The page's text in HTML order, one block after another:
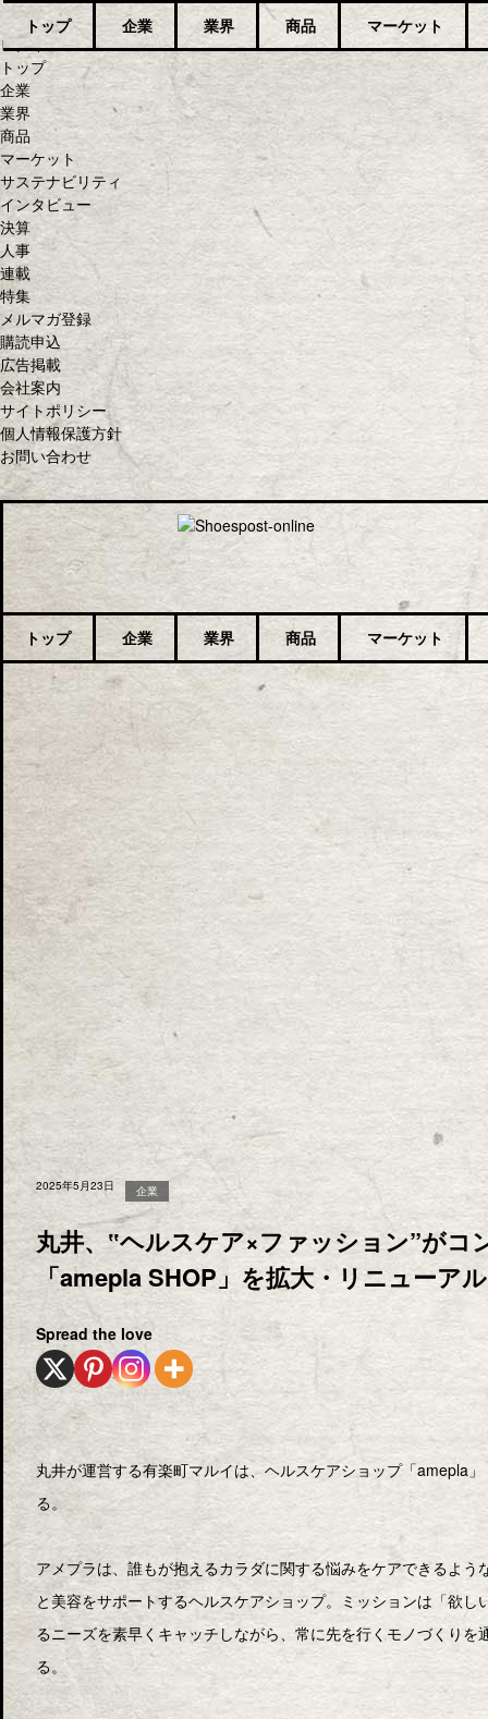
ログイン
トップ
企業
業界
商品
マーケット
サステナビリティ
インタビュー
決算
人事
連載
特集
メルマガ登録
購読申込
広告掲載
会社案内
サイトポリシー
個人情報保護方針
お問い合わせ
トップ 企業 業界 商品 マーケット
トップ 企業 業界 商品 マーケット
2025年5月23日 企業
丸井、‟ヘルスケア×ファッション”がコ
「amepla SHOP」を拡大・リニューアル
Spread the love
丸井が運営する有楽町マルイは、ヘルスケアショップ「amepla
る。
アメプラは、誰もが抱えるカラダに関する悩みをケアできるよ
と美容をサポートするヘルスケアショップ。ミッションは「欲
るニーズを素早くキャッチしながら、常に先を行くモノづくり
る。